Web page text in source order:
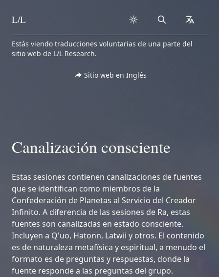
Skip to content
L/L Search
Estás viendo traducciones voluntarias de una parte del
sitio web de L/L Research.
Sitio web en Inglés
Canalización consciente
Estas sesiones contienen canalizaciones de fuentes
que se identifican como miembros de la
Confederación de Planetas al Servicio del Creador
Infinito. A diferencia de las sesiones de Ra, estas
fuentes son canalizadas en estado consciente.
Incluyen a Q'uo, Hatonn, Latwii y otros. El contenido
es de naturaleza metafísica y espiritual, a menudo el
formato es de preguntas y respuestas, donde la
fuente responde a las preguntas del grupo.